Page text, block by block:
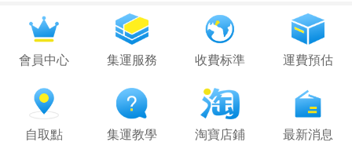
會員中心 集運服務 收費标準 運費預估
自取點 集運教學 淘寶店鋪 最新消息